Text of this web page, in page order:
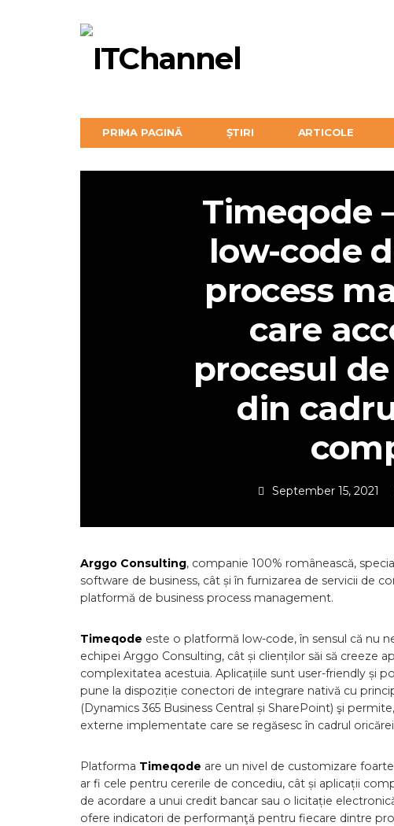
PRIMA PAGINĂ ȘTIRI ARTICOLE
Timeqode
low-code
process
care
procesul
din
September 15, 2021
Arggo Consulting, companie 100% românească,
software de business, cât și în furnizarea de servicii de
platformă de business process management.
Timeqode este o platformă low-code, în sensul că nu
echipei Arggo Consulting, cât și clienților săi să creeze
complexitatea acestuia. Aplicațiile sunt user-friendly și
pune la dispoziție conectori de integrare nativă cu
(Dynamics 365 Business Central și SharePoint) şi
externe implementate care se regăsesc în cadrul
Platforma Timeqode are un nivel de customizare
ar fi cele pentru cererile de concediu, cât și aplicații
de acordare a unui credit bancar sau o licitație
ofere indicatori de performanţă pentru fiecare dintre